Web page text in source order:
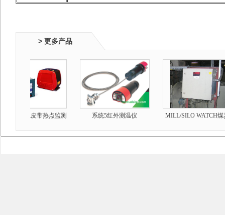
> 更多产品
皮带热点监测
系统5红外测温仪
MILL/SILO WATCH煤炭